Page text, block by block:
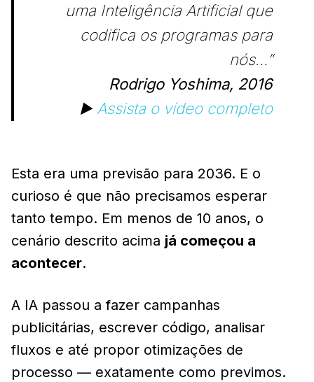
uma Inteligência Artificial que
codifica os programas para
nós…”
Rodrigo Yoshima, 2016
▶️ Assista o vídeo completo
Esta era uma previsão para 2036. E o
curioso é que não precisamos esperar
tanto tempo. Em menos de 10 anos, o
cenário descrito acima já começou a
acontecer.
A IA passou a fazer campanhas
publicitárias, escrever código, analisar
fluxos e até propor otimizações de
processo — exatamente como previmos.